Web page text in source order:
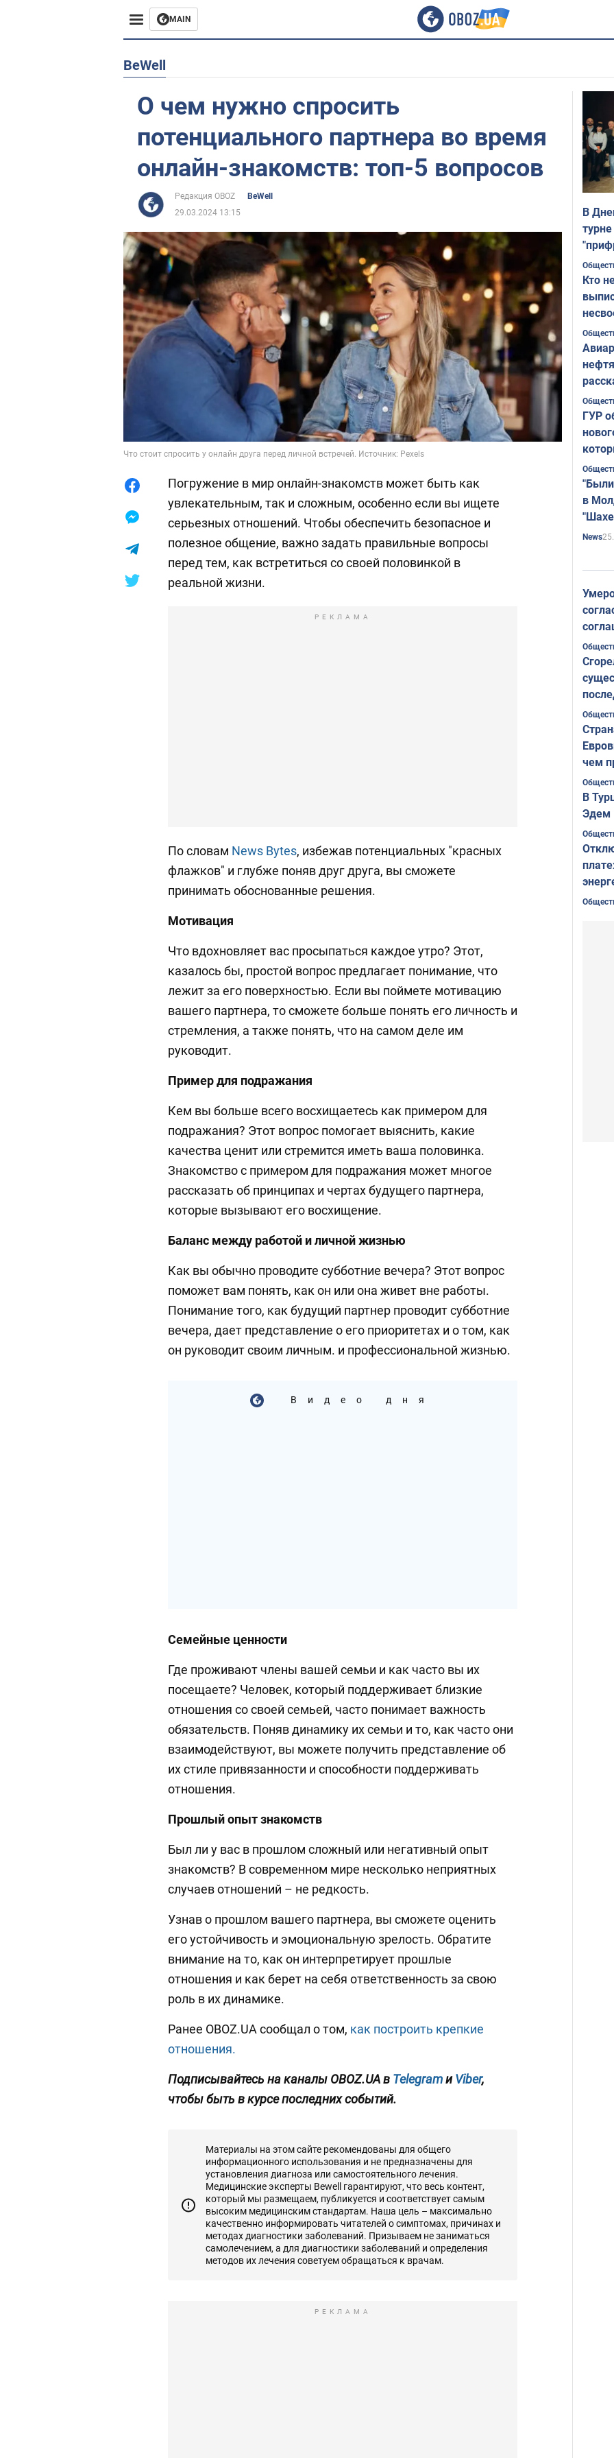
MAIN
Европа
Жизнь
BeWell
О чем нужно спросить
потенциального партнера во время
онлайн-знакомств: топ-5 вопросов
Редакция OBOZ
BeWell
29.03.2024 13:15
Что стоит спросить у онлайн друга перед личной встречей. Источник: Pexels
Погружение в мир онлайн-знакомств может быть как
увлекательным, так и сложным, особенно если вы ищете
серьезных отношений. Чтобы обеспечить безопасное и
полезное общение, важно задать правильные вопросы
перед тем, как встретиться со своей половинкой в
реальной жизни.
РЕКЛАМА
По словам News Bytes, избежав потенциальных "красных
флажков" и глубже поняв друг друга, вы сможете
принимать обоснованные решения.
Мотивация
Что вдохновляет вас просыпаться каждое утро? Этот,
казалось бы, простой вопрос предлагает понимание, что
лежит за его поверхностью. Если вы поймете мотивацию
вашего партнера, то сможете больше понять его личность и
стремления, а также понять, что на самом деле им
руководит.
Пример для подражания
Кем вы больше всего восхищаетесь как примером для
подражания? Этот вопрос помогает выяснить, какие
качества ценит или стремится иметь ваша половинка.
Знакомство с примером для подражания может многое
рассказать об принципах и чертах будущего партнера,
которые вызывают его восхищение.
Баланс между работой и личной жизнью
Как вы обычно проводите субботние вечера? Этот вопрос
поможет вам понять, как он или она живет вне работы.
Понимание того, как будущий партнер проводит субботние
вечера, дает представление о его приоритетах и о том, как
он руководит своим личным. и профессиональной жизнью.
Видео дня
Семейные ценности
Где проживают члены вашей семьи и как часто вы их
посещаете? Человек, который поддерживает близкие
отношения со своей семьей, часто понимает важность
обязательств. Поняв динамику их семьи и то, как часто они
взаимодействуют, вы можете получить представление об
их стиле привязанности и способности поддерживать
отношения.
Прошлый опыт знакомств
Был ли у вас в прошлом сложный или негативный опыт
знакомств? В современном мире несколько неприятных
случаев отношений – не редкость.
Узнав о прошлом вашего партнера, вы сможете оценить
его устойчивость и эмоциональную зрелость. Обратите
внимание на то, как он интерпретирует прошлые
отношения и как берет на себя ответственность за свою
роль в их динамике.
Ранее OBOZ.UA сообщал о том, как построить крепкие
отношения.
Подписывайтесь на каналы OBOZ.UA в TelegramиViber,
чтобы быть в курсе последних событий.
Материалы на этом сайте рекомендованы для общего
информационного использования и не предназначены для
установления диагноза или самостоятельного лечения.
Медицинские эксперты Bewell гарантируют, что весь контент,
который мы размещаем, публикуется и соответствует самым
высоким медицинским стандартам. Наша цель – максимально
качественно информировать читателей о симптомах, причинах и
методах диагностики заболеваний. Призываем не заниматься
самолечением, а для диагностики заболеваний и определения
методов их лечения советуем обращаться к врачам.
РЕКЛАМА
В
Кто
ГУР
в
News
чем
В
Эдем